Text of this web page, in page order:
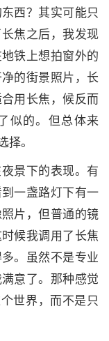
西？其实可能只
焦之后，我发现
铁上想拍窗外的
的街景照片，长
用长焦，候反而
似的。但总体来
。
景下的表现。有
一盏路灯下有一
片，但普通的镜
候我调用了长焦
。虽然不是专业
意了。那种感觉
世界，而不是只